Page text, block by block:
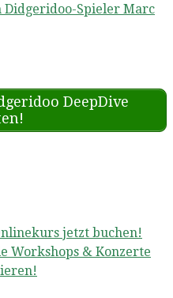
Didgeridoo-Spieler Marc
DeepDive
jetzt buchen!
Workshops & Konzerte